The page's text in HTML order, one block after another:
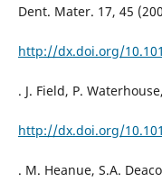
Dent. Mater. 17, 45
http://dx.doi.org/
. J. Field, P.
http://dx.doi.org/
. M. Heanue, S.A.